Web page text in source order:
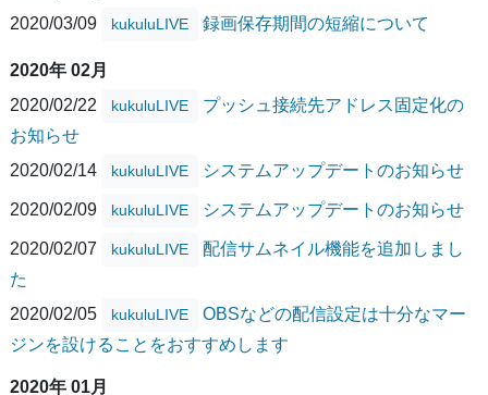
2020/03/09
kukuluLIVE 録画保存期間の短縮について
2020年 02月
2020/02/22
kukuluLIVE
プッシュ接続先アドレス固定化の
お知らせ
2020/02/14
kukuluLIVE システムアップデートのお知らせ
2020/02/09 kukuluLIVE システムアップデートのお知らせ
2020/02/07 kukuluLIVE
配信サムネイル機能を追加しまし
た
2020/02/05
kukuluLIVE
OBSなどの配信設定は十分なマー
ジンを設けることをおすすめします
2020年 01月